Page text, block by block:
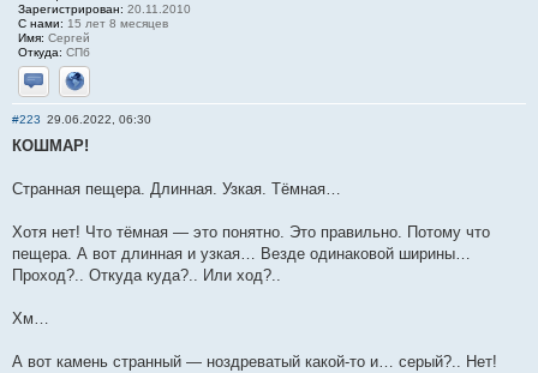
Зарегистрирован: 20.11.2010
С нами: 15 лет 8 месяцев
Имя: Сергей
Откуда: СПб
Отправить личное сообщение
Сайт
#223 29.06.2022, 06:30
КОШМАР!
Странная пещера. Длинная. Узкая. Тёмная…
Хотя нет! Что тёмная — это понятно. Это правильно. Потому что
пещера. А вот длинная и узкая… Везде одинаковой ширины…
Проход?.. Откуда куда?.. Или ход?..
Хм…
А вот камень странный — ноздреватый какой-то и… серый?.. Нет!